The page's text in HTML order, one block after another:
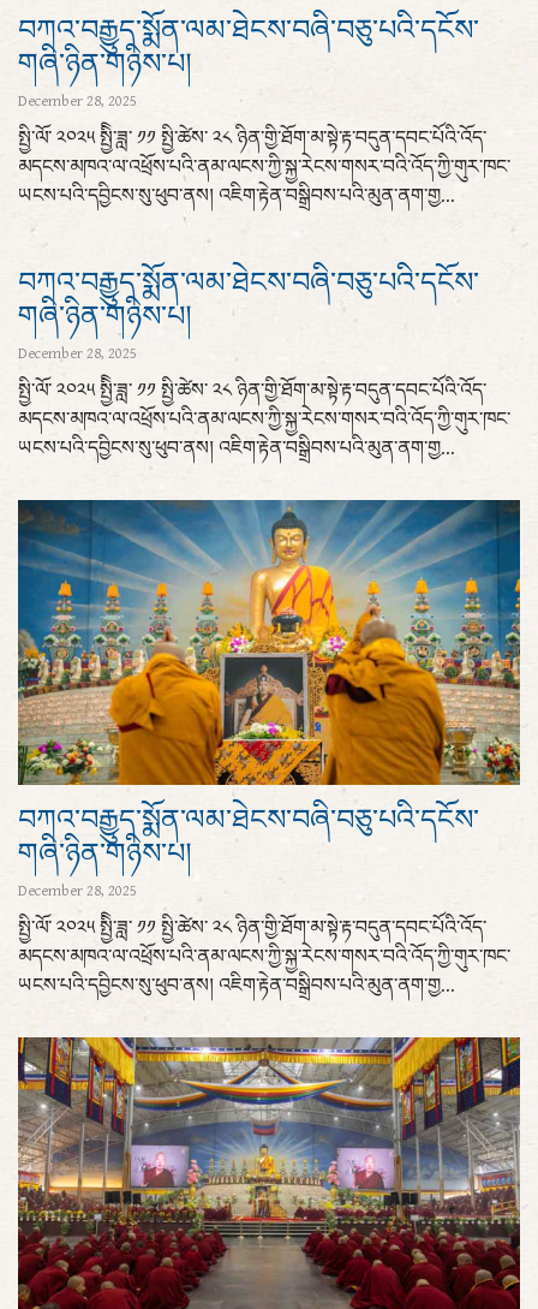
བཀའ་བརྒྱུད་སྨོན་ལམ་ཐེངས་བཞི་བཅུ་པའི་དངོས་
གཞི་ཉིན་གཉིས་པ།
December 28, 2025
སྤྱི་ལོ་ ༢༠༢༥ སྤྱིི་ཟླ་ ༡༡ སྤྱི་ཚེས་ ༢༨ ཉིན་གྱི་ཐོག་མ་སྟེ་རྟ་བདུན་དབང་པོའི་འོད་
མདངས་མཁའ་ལ་འཕྲོས་པའི་ནམ་ལངས་ཀྱི་སྐྱ་རེངས་གསར་བའི་འོད་ཀྱི་གུར་ཁང་
ཡངས་པའི་དབྱིངས་སུ་ཕུབ་ནས། འཇིག་རྟེན་བསྒྲིབས་པའི་མུན་ནག་གྱ...
བཀའ་བརྒྱུད་སྨོན་ལམ་ཐེངས་བཞི་བཅུ་པའི་དངོས་
གཞི་ཉིན་གཉིས་པ།
December 28, 2025
སྤྱི་ལོ་ ༢༠༢༥ སྤྱིི་ཟླ་ ༡༡ སྤྱི་ཚེས་ ༢༨ ཉིན་གྱི་ཐོག་མ་སྟེ་རྟ་བདུན་དབང་པོའི་འོད་
མདངས་མཁའ་ལ་འཕྲོས་པའི་ནམ་ལངས་ཀྱི་སྐྱ་རེངས་གསར་བའི་འོད་ཀྱི་གུར་ཁང་
ཡངས་པའི་དབྱིངས་སུ་ཕུབ་ནས། འཇིག་རྟེན་བསྒྲིབས་པའི་མུན་ནག་གྱ...
བཀའ་བརྒྱུད་སྨོན་ལམ་ཐེངས་བཞི་བཅུ་པའི་དངོས་
གཞི་ཉིན་གཉིས་པ།
December 28, 2025
སྤྱི་ལོ་ ༢༠༢༥ སྤྱིི་ཟླ་ ༡༡ སྤྱི་ཚེས་ ༢༨ ཉིན་གྱི་ཐོག་མ་སྟེ་རྟ་བདུན་དབང་པོའི་འོད་
མདངས་མཁའ་ལ་འཕྲོས་པའི་ནམ་ལངས་ཀྱི་སྐྱ་རེངས་གསར་བའི་འོད་ཀྱི་གུར་ཁང་
ཡངས་པའི་དབྱིངས་སུ་ཕུབ་ནས། འཇིག་རྟེན་བསྒྲིབས་པའི་མུན་ནག་གྱ...